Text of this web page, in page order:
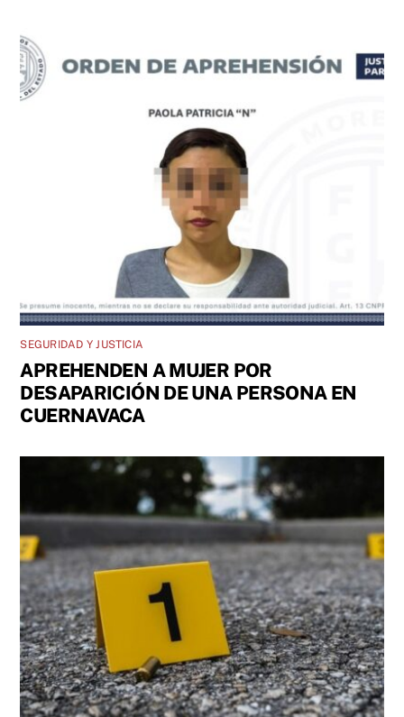
SEGURIDAD Y JUSTICIA
APREHENDEN A MUJER POR
DESAPARICIÓN DE UNA PERSONA EN
CUERNAVACA